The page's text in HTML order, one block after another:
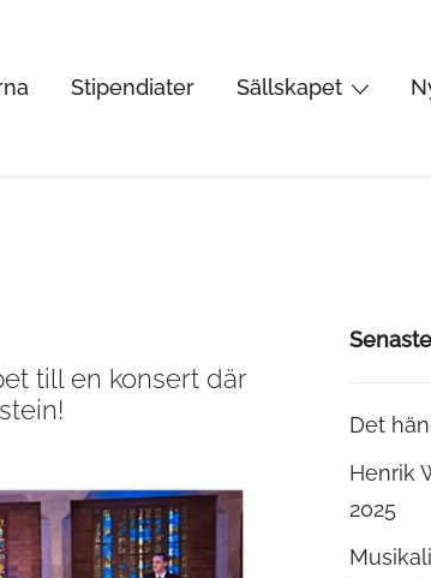
Stipendiater Sällskapet
till en konsert där
Det
Henrik
2025